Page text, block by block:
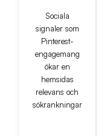
Sociala
signaler som
Pinterest-
engagemang
ökar en
hemsidas
relevans och
sökrankningar